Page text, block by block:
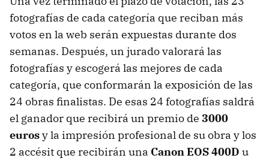
fotografías de cada categoría que reciban más
votos en la web serán expuestas durante dos
semanas. Después, un jurado valorará las
fotografías y escogerá las mejores de cada
categoría, que conformarán la exposición de las
24 obras finalistas. De esas 24 fotografías saldrá
el ganador que recibirá un premio de 3000
eurosy la impresión profesional de su obra y los
2 accésit que recibirán una Canon EOS 400D u